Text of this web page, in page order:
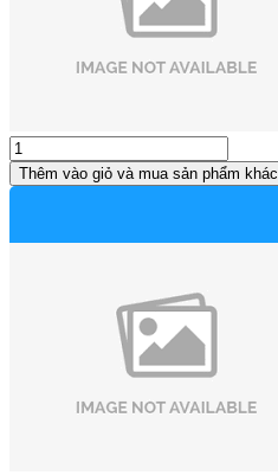
Thêm vào giỏ và mua sản phẩm khác